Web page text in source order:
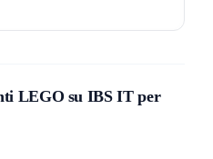
LEGO su IBS IT per